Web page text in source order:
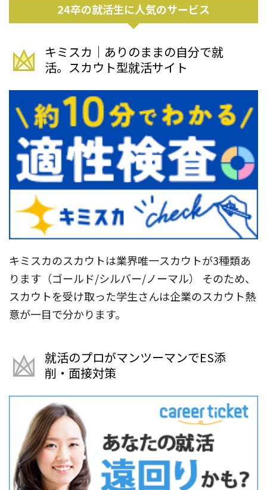
24卒の就活生に人気のサービス
キミスカ｜ありのままの自分で就
活。スカウト型就活サイト
キミスカのスカウトは業界唯一スカウトが3種類あ
ります（ゴールド/シルバー/ノーマル） そのため、
スカウトを受け取った学生さんは企業のスカウト熱
意が一目で分かります。
就活のプロがマンツーマンでES添
削・面接対策